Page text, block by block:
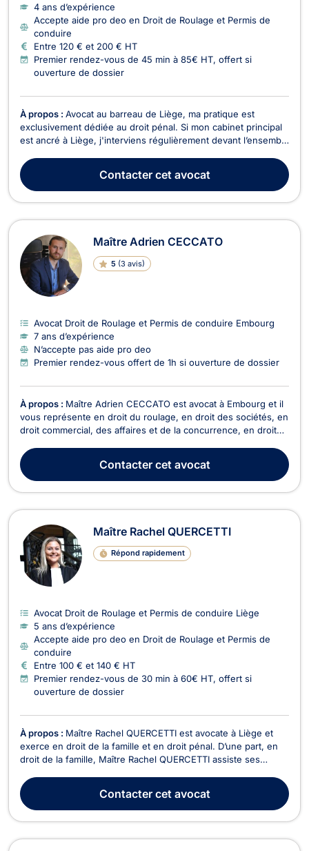
4 ans d’expérience
Accepte aide pro deo en Droit de Roulage et Permis de
conduire
Entre 120 € et 200 € HT
Premier rendez-vous de 45 min à 85€ HT, offert si
ouverture de dossier
À propos : Avocat au barreau de Liège, ma pratique est
exclusivement dédiée au droit pénal. Si mon cabinet principal
est ancré à Liège, j'interviens régulièrement devant l’ensemble
Bruxelles, Mons ou encore Charleroi. Le droit pénal et sa
procédure ne souffrent aucune approx...
Contactercet avocat
Maître Adrien CECCATO
5 (3 avis)
Avocat Droit de Roulage et Permis de conduire Embourg
7 ans d’expérience
N’accepte pas aide pro deo
Premier rendez-vous offert de 1h si ouverture de dossier
À propos : Maître Adrien CECCATO est avocat à Embourg et il
vous représente en droit du roulage, en droit des sociétés, en
droit commercial, des affaires et de la concurrence, en droit
construction, Maître Adrien CECCATO vous offre ses
compétences pour les problématiques l...
Contactercet avocat
Maître Rachel QUERCETTI
Répond rapidement
Avocat Droit de Roulage et Permis de conduire Liège
5 ans d’expérience
Accepte aide pro deo en Droit de Roulage et Permis de
conduire
Entre 100 € et 140 € HT
Premier rendez-vous de 30 min à 60€ HT, offert si
ouverture de dossier
À propos : Maître Rachel QUERCETTI est avocate à Liège et
exerce en droit de la famille et en droit pénal. D’une part, en
droit de la famille, Maître Rachel QUERCETTI assiste ses
séparation et à la pension alimentaire. Compétente en droit de
la jeunesse, elle s’occupe aus...
Contactercet avocat